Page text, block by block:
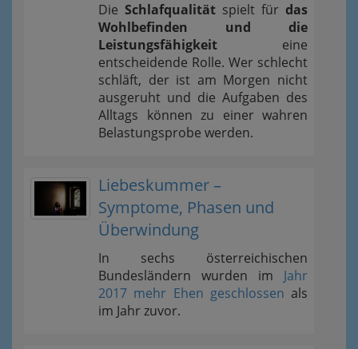
Die Schlafqualität spielt für das
Wohlbefinden und die
Leistungsfähigkeit eine
entscheidende Rolle. Wer schlecht
schläft, der ist am Morgen nicht
ausgeruht und die Aufgaben des
Alltags können zu einer wahren
Belastungsprobe werden.
Liebeskummer –
Symptome, Phasen und
Überwindung
In sechs österreichischen
Bundesländern wurden im Jahr
2017 mehr Ehen geschlossen als
im Jahr zuvor.